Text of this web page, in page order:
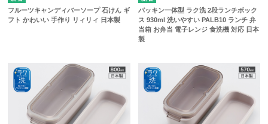
フルーツキャンディバーソープ 石けん ギ
フト かわいい 手作り リィリィ 日本製
パッキン一体型 ラク洗 2段ランチボック
ス 930ml 洗いやすい PALB10 ランチ 弁
当箱 お弁当 電子レンジ 食洗機 対応 日本
製